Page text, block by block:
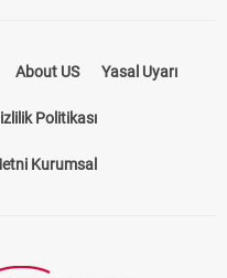
About US Yasal Uyarı
Politikası
Kurumsal